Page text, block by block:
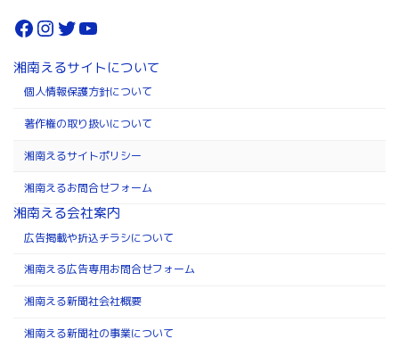
Facebook
Instagram
Twitter
YouTube
湘南えるサイトについて
個人情報保護方針について
著作権の取り扱いについて
湘南えるサイトポリシー
湘南えるお問合せフォーム
湘南える会社案内
広告掲載や折込チラシについて
湘南える広告専用お問合せフォーム
湘南える新聞社会社概要
湘南える新聞社の事業について